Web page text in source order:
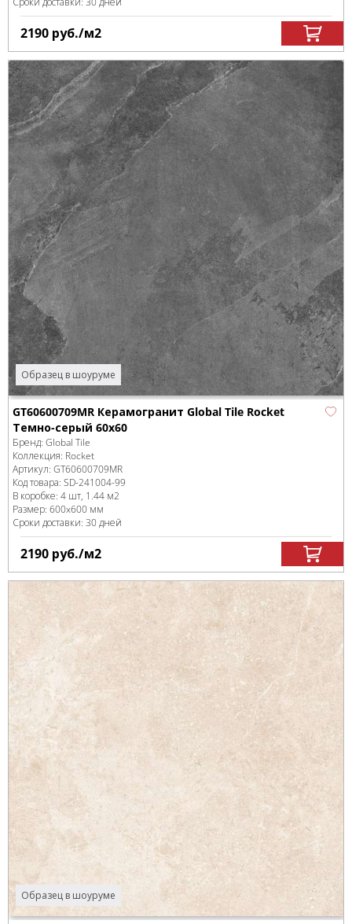
2190 руб./м2
Образец в шоуруме
GT60600709MR Керамогранит Global Tile Rocket
Темно-серый 60x60
Бренд: Global Tile
Коллекция: Rocket
Артикул: GT60600709MR
Код товара: SD-241004-99
В коробке: 4 шт, 1.44 м2
Размер: 600x600 мм
Сроки доставки: 30 дней
2190 руб./м2
Образец в шоуруме